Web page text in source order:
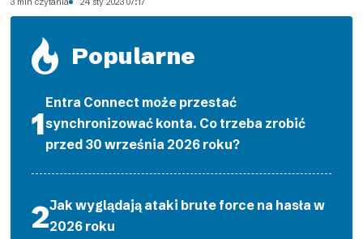
3 min czytania 24 sty 2023 07:17
Popularne
Entra Connect może przestać
synchronizować konta. Co trzeba zrobić
przed 30 września 2026 roku?
Jak wyglądają ataki brute force na hasła w
2026 roku